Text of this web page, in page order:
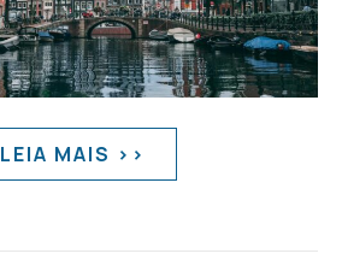
LEIA MAIS >>